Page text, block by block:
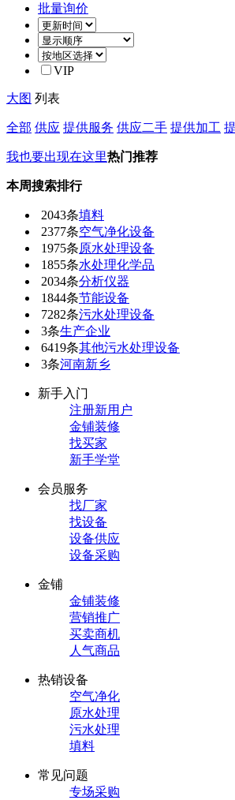
批量询价
VIP
大图 列表
全部 供应 提供服务 供应二手 提供加工
我也要出现在这里热门推荐
本周搜索排行
2043条填料
2377条空气净化设备
1975条原水处理设备
1855条水处理化学品
2034条分析仪器
1844条节能设备
7282条污水处理设备
3条生产企业
6419条其他污水处理设备
3条河南新乡
新手入门
注册新用户
金铺装修
找买家
新手学堂
会员服务
找厂家
找设备
设备供应
设备采购
金铺
金铺装修
营销推广
买卖商机
人气商品
热销设备
空气净化
原水处理
污水处理
填料
常见问题
专场采购